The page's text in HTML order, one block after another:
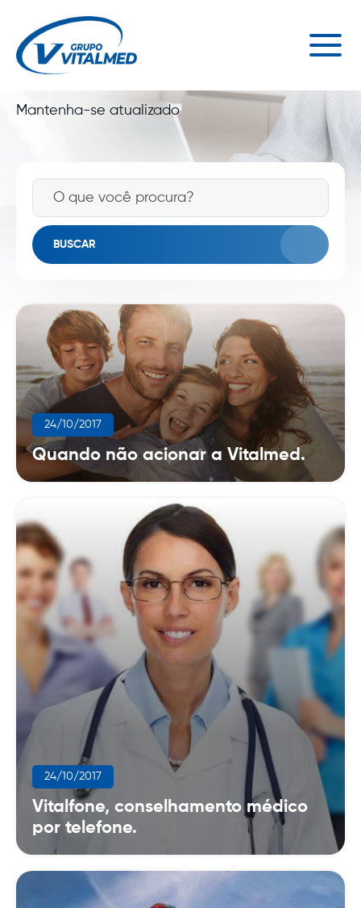
NOTÍCIAS VITALMED
Mantenha-se atualizado
BUSCAR
24/10/2017
Quando não acionar a Vitalmed.
24/10/2017
Vitalfone, conselhamento médico
por telefone.